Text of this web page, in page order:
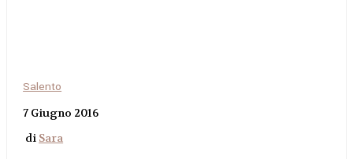
Salento
7 Giugno 2016
di Sara